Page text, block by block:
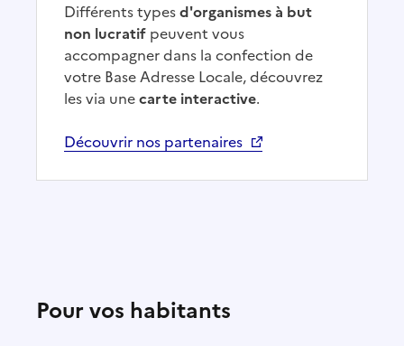
Différents typesd'organismes à but
non lucratif peuvent vous
accompagner dans la confection de
votre Base Adresse Locale, découvrez
les via unecarte interactive.
Découvrir nos partenaires
vos habitants